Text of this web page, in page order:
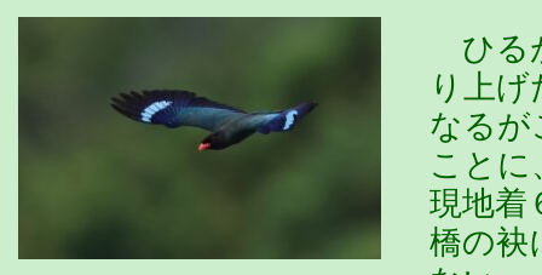
ひる
り上
なるが
こと
現地着
橋の袂